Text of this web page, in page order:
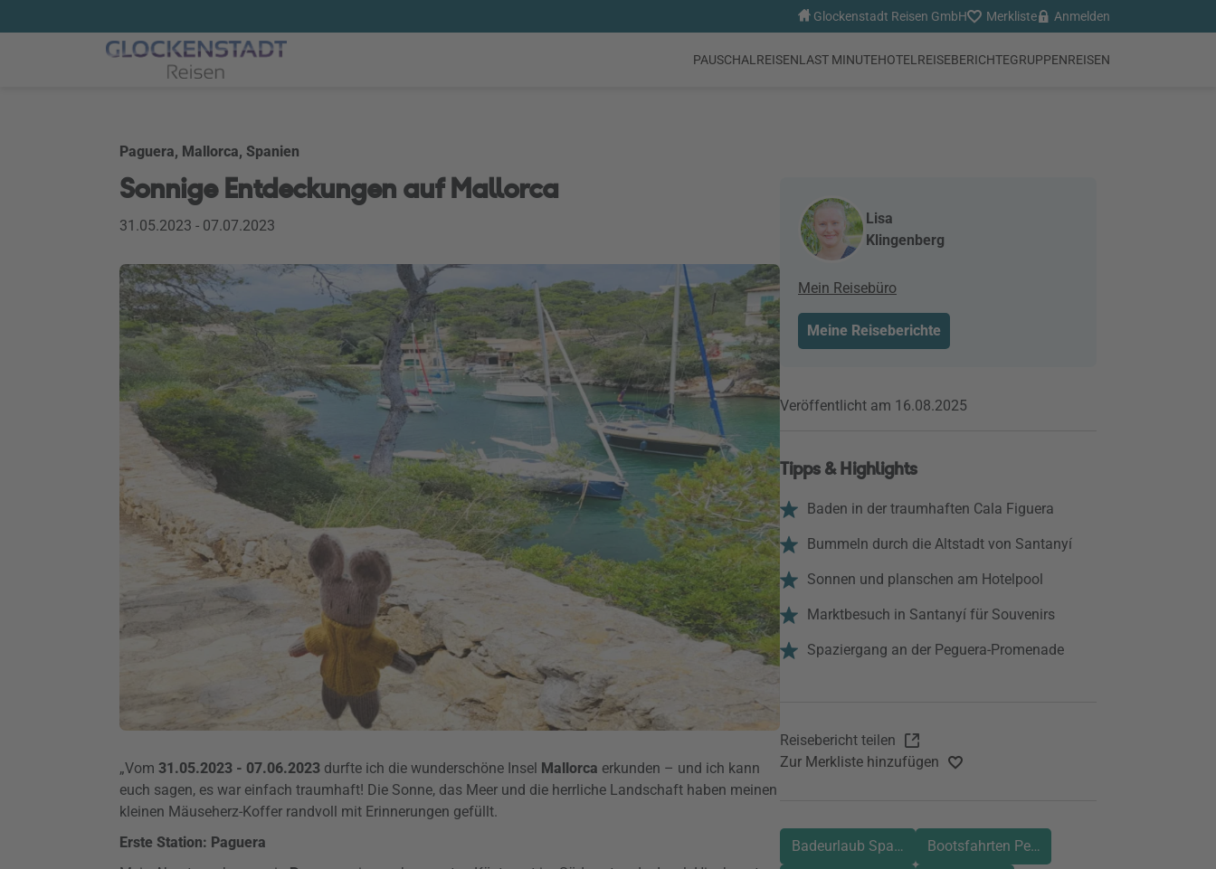
Glockenstadt Reisen GmbH Merkliste Anmelden
PAUSCHALREISENLAST MINUTEHOTEL REISEBERICHTEGRUPPENREISEN
Paguera, Mallorca, Spanien
Sonnige Entdeckungen auf Mallorca
31.05.2023 - 07.07.2023
„Vom 31.05.2023 - 07.06.2023 durfte ich die wunderschöne Insel Mallorca erkunden – und ich kann
euch sagen, es war einfach traumhaft! Die Sonne, das Meer und die herrliche Landschaft haben meinen
kleinen Mäuseherz-Koffer randvoll mit Erinnerungen gefüllt.
Erste Station: Paguera
Lisa
Klingenberg
Mein Reisebüro
Meine Reiseberichte
Veröffentlicht am 16.08.2025
Tipps & Highlights
Baden in der traumhaften Cala Figuera
Bummeln durch die Altstadt von Santanyí
Sonnen und planschen am Hotelpool
Marktbesuch in Santanyí für Souvenirs
Spaziergang an der Peguera-Promenade
Reisebericht teilen
Zur Merkliste hinzufügen
Badeurlaub Spanien Bootsfahrten Peguera